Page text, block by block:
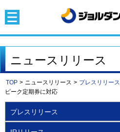
ニュースリリース
TOP > ニュースリリース > プレスリリース
ピーク定期券に対応
プレスリリース